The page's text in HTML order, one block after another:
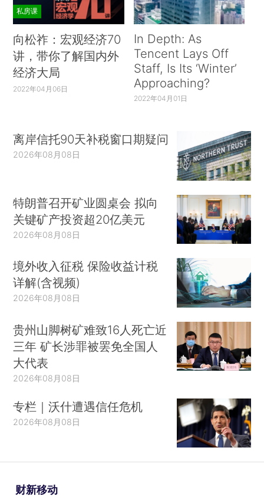
私房课
向松祚：宏观经济70
讲，带你了解国内外
经济大局
2022年04月06日
In Depth: As
Tencent Lays Off
Staff, Is Its ‘Winter’
Approaching?
2022年04月01日
离岸信托90天补税窗口期疑问
2026年08月08日
特朗普召开矿业圆桌会 拟向
关键矿产投资超20亿美元
2026年08月08日
境外收入征税 保险收益计税
详解(含视频)
2026年08月08日
贵州山脚树矿难致16人死亡近
三年 矿长涉罪被罢免全国人
大代表
2026年08月08日
专栏｜沃什遭遇信任危机
2026年08月08日
财新移动